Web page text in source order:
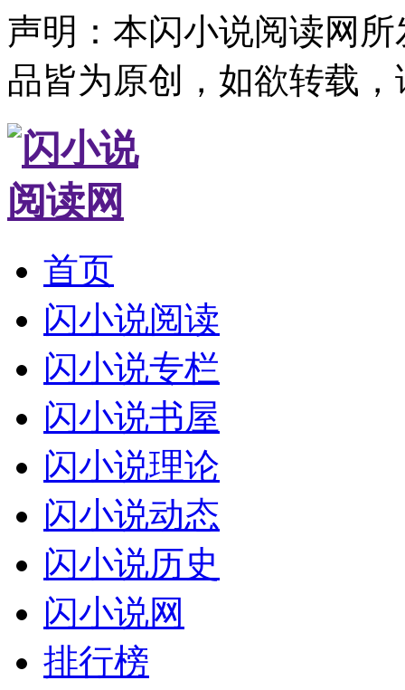
声明：本闪小说阅读网
品皆为原创，如欲转载
首页
闪小说阅读
闪小说专栏
闪小说书屋
闪小说理论
闪小说动态
闪小说历史
闪小说网
排行榜